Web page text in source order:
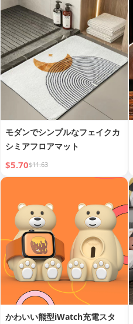
モダンでシンプルなフェイクカ
シミアフロアマット
$5.70$11.63
かわいい熊型iWatch充電スタ